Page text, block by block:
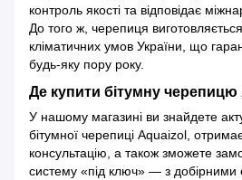
контроль якості та відповідає
До того ж, черепиця
кліматичних умов України, що
будь-яку пору року.
Де купити бітумну
У нашому магазині ви знайдете
бітумної черепиці Aquaizol,
консультацію, а також зможете
систему «під ключ» — з